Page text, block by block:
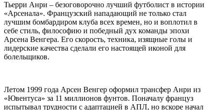
Тьерри Анри – безоговорочно лучший футболист в истории
«Арсенала». Французский нападающий не только стал
лучшим бомбардиром клуба всех времен, но и воплотил в
себе стиль, философию и победный дух команды эпохи
Арсена Венгера. Его скорость, техника, изящные голы и
лидерские качества сделали его настоящей иконой для
болельщиков.
Летом 1999 года Арсен Венгер оформил трансфер Анри из
«Ювентуса» за 11 миллионов фунтов. Поначалу француз
испытывал трудности с адаптацией в АПЛ, но вскоре начал